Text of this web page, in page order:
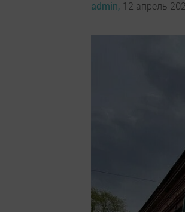
admin, 12 апрель